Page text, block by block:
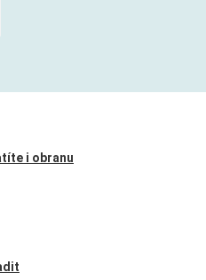
i obranu